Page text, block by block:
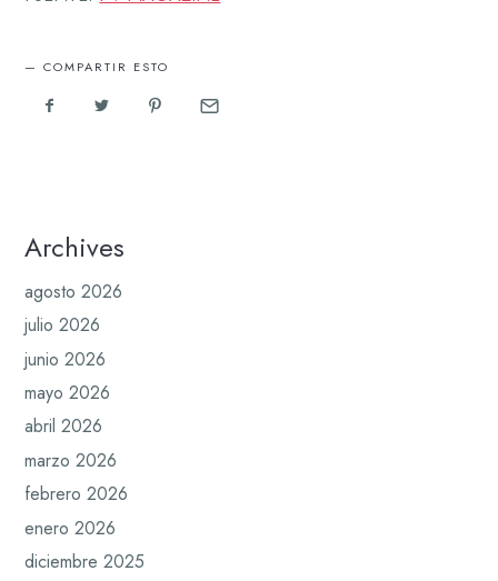
COMPARTIR ESTO
Archives
agosto 2026
julio 2026
junio 2026
mayo 2026
abril 2026
marzo 2026
febrero 2026
enero 2026
diciembre 2025